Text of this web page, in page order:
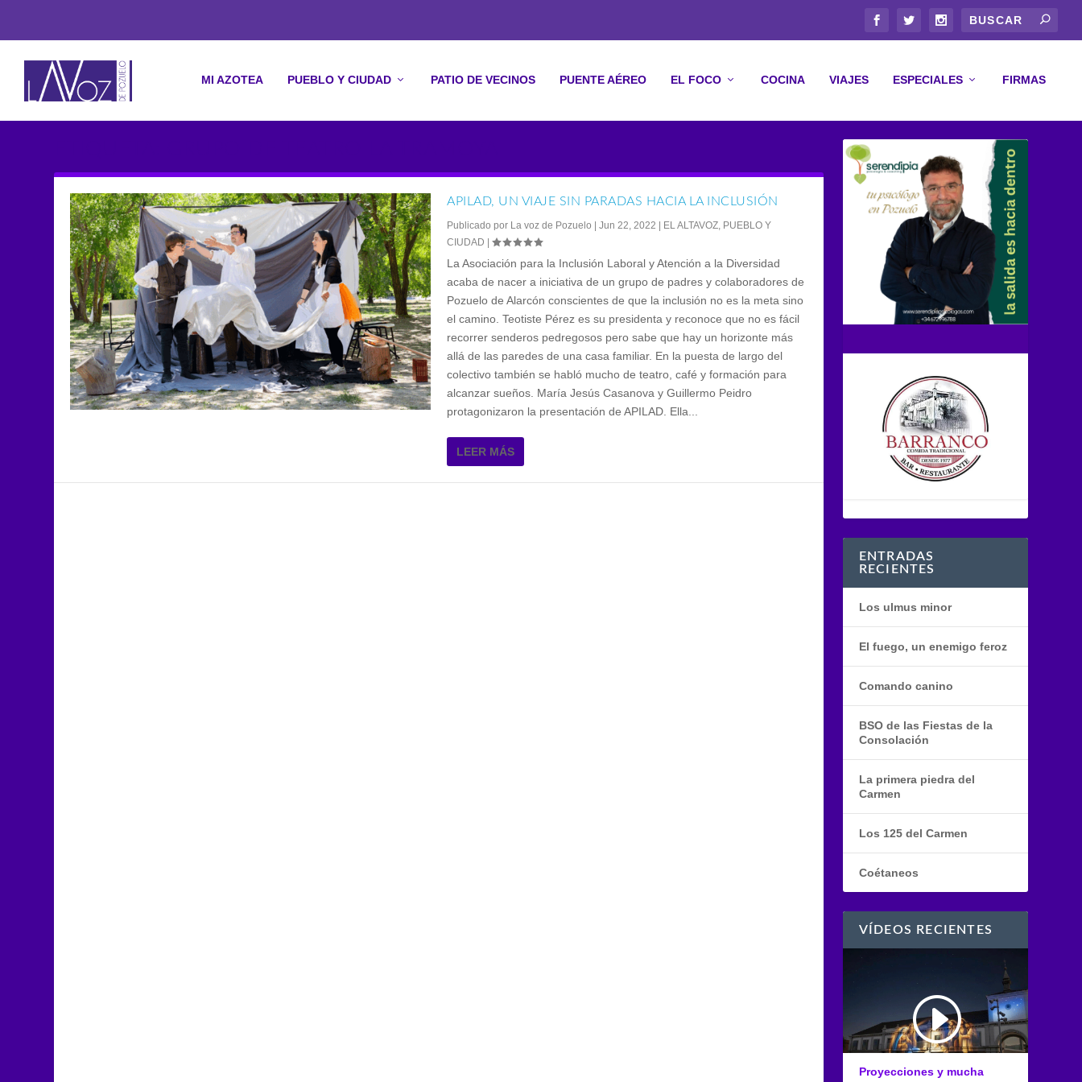
MI AZOTEA PUEBLO Y CIUDAD PATIO DE VECINOS PUENTE AÉREO EL FOCO COCINA VIAJES ESPECIALES FIRMAS
APILAD, UN VIAJE SIN PARADAS HACIA LA INCLUSIÓN
Publicado por La voz de Pozuelo |Jun 22, 2022 EL ALTAVOZ, PUEBLO Y
CIUDAD |
La Asociación para la Inclusión Laboral y Atención a la Diversidad
acaba de nacer a iniciativa de un grupo de padres y colaboradores de
Pozuelo de Alarcón conscientes de que la inclusión no es la meta sino
el camino. Teotiste Pérez es su presidenta y reconoce que no es fácil
recorrer senderos pedregosos pero sabe que hay un horizonte más
allá de las paredes de una casa familiar. En la puesta de largo del
colectivo también se habló mucho de teatro, café y formación para
alcanzar sueños. María Jesús Casanova y Guillermo Peidro
protagonizaron la presentación de APILAD. Ella...
LEER MÁS
ENTRADAS
RECIENTES
Los ulmus minor
El fuego, un enemigo feroz
Comando canino
BSO de las Fiestas de la
Consolación
La primera piedra del
Carmen
Los 125 del Carmen
Coétaneos
VÍDEOS RECIENTES
Proyecciones y mucha